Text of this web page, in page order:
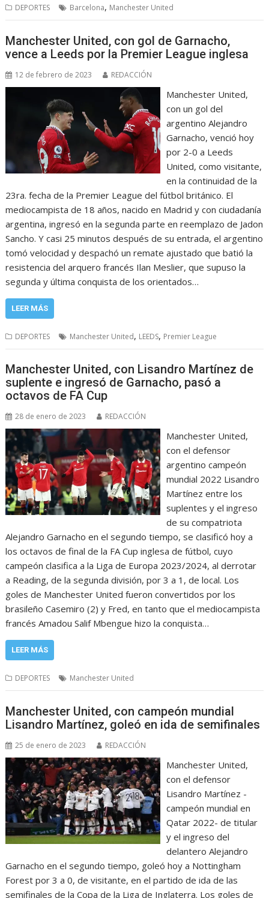
DEPORTES Barcelona, Manchester United
Manchester United, con gol de Garnacho,
vence a Leeds por la Premier League inglesa
12 de febrero de 2023 REDACCIÓN
Manchester United,
con un gol del
argentino Alejandro
Garnacho, venció hoy
por 2-0 a Leeds
United, como visitante,
en la continuidad de la
23ra. fecha de la Premier League del fútbol británico. El
mediocampista de 18 años, nacido en Madrid y con ciudadanía
argentina, ingresó en la segunda parte en reemplazo de Jadon
Sancho. Y casi 25 minutos después de su entrada, el argentino
tomó velocidad y despachó un remate ajustado que batió la
resistencia del arquero francés Ilan Meslier, que supuso la
segunda y última conquista de los orientados…
LEER MÁS
DEPORTES Manchester United, LEEDS, Premier League
Manchester United, con Lisandro Martínez de
suplente e ingresó de Garnacho, pasó a
octavos de FA Cup
28 de enero de 2023 REDACCIÓN
Manchester United,
con el defensor
argentino campeón
mundial 2022 Lisandro
Martínez entre los
suplentes y el ingreso
de su compatriota
Alejandro Garnacho en el segundo tiempo, se clasificó hoy a
los octavos de final de la FA Cup inglesa de fútbol, cuyo
campeón clasifica a la Liga de Europa 2023/2024, al derrotar
a Reading, de la segunda división, por 3 a 1, de local. Los
goles de Manchester United fueron convertidos por los
brasileño Casemiro (2) y Fred, en tanto que el mediocampista
francés Amadou Salif Mbengue hizo la conquista…
LEER MÁS
DEPORTES Manchester United
Manchester United, con campeón mundial
Lisandro Martínez, goleó en ida de semifinales
25 de enero de 2023 REDACCIÓN
Manchester United,
con el defensor
Lisandro Martínez -
campeón mundial en
Qatar 2022- de titular
y el ingreso del
delantero Alejandro
Garnacho en el segundo tiempo, goleó hoy a Nottingham
Forest por 3 a 0, de visitante, en el partido de ida de las
semifinales de la Copa de la Liga de Inglaterra. Los goles de